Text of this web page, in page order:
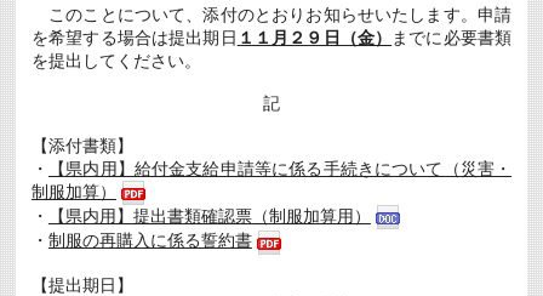
実
施
し
このことについて、添付のとおりお知らせいたします。申請
を希望する場合は提出期日 １１月２９日（金）
までに必要書類
を提出してください。
記
【添付書類】
・
【県内用】給付金支給申請等に係る手続きについて（災害・
制服加算）
・
【県内用】提出書類確認票（制服加算用）
・ 制服の再購入に係る誓約書
【提出期日】